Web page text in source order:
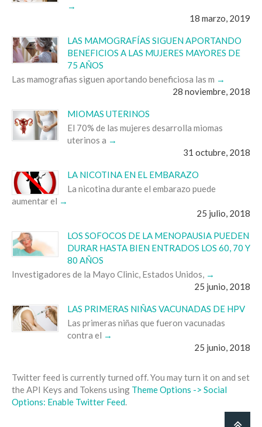
18 marzo, 2019
LAS MAMOGRAFÍAS SIGUEN APORTANDO
BENEFICIOS A LAS MUJERES MAYORES DE
75 AÑOS
Las mamografias siguen aportando beneficiosa las m
28 noviembre, 2018
MIOMAS UTERINOS
El 70% de las mujeres desarrolla miomas
uterinos a
31 octubre, 2018
LA NICOTINA EN EL EMBARAZO
La nicotina durante el embarazo puede
aumentar el
25 julio, 2018
LOS SOFOCOS DE LA MENOPAUSIA PUEDEN
DURAR HASTA BIEN ENTRADOS LOS 60, 70 Y
80 AÑOS
Investigadores de la Mayo Clinic, Estados Unidos,
25 junio, 2018
LAS PRIMERAS NIÑAS VACUNADAS DE HPV
Las primeras niñas que fueron vacunadas
contra el
25 junio, 2018
Twitter feed is currently turned off. You may turn it on and set
the API Keys and Tokens using Theme Options -> Social
Options: Enable Twitter Feed.